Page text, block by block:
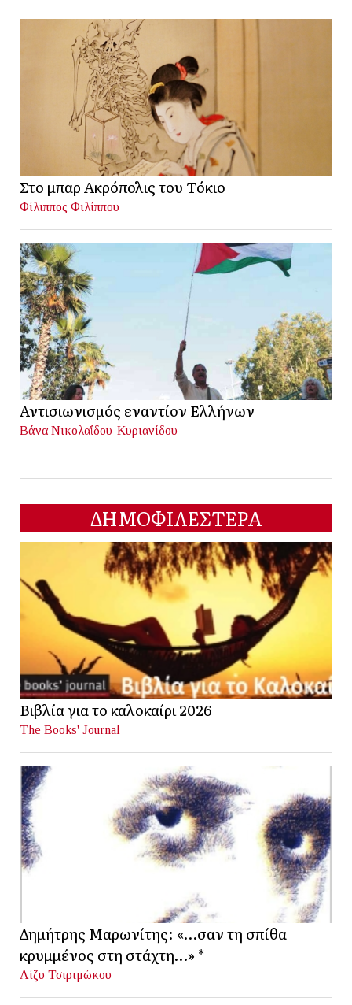
Στο μπαρ Ακρόπολις του Τόκιο
Φίλιππος Φιλίππου
Αντισιωνισμός εναντίον Ελλήνων
Βάνα Νικολαΐδου-Κυριανίδου
ΔΗΜΟΦΙΛΕΣΤΕΡΑ
Βιβλία για το καλοκαίρι 2026
The Books' Journal
Δημήτρης Μαρωνίτης: «…σαν τη σπίθα
κρυμμένος στη στάχτη…» *
Λίζυ Τσιριμώκου